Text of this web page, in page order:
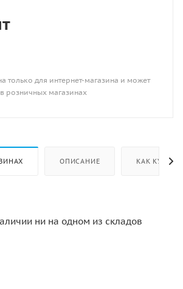
только для интернет-магазина и может
в розничных магазинах
ОПИСАНИЕ КАК КУПИТЬ
ни на одном из складов